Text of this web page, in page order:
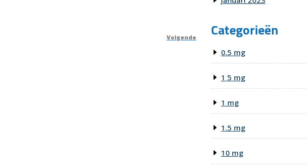
Volgend
bericht
Volgende Categorieën
0.5 mg
1 5 mg
1 mg
1.5 mg
10 mg